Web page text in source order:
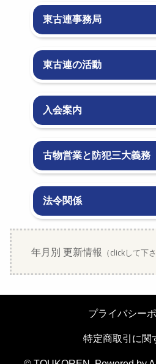
東古連事務局
東古連の活動
入会案内
古物営業と防犯三大義務
法令関係
年月別 更新情報 （clickして下
2026年7月 (3)
2026年6月 (3)
プライバシー
特定商取引に関